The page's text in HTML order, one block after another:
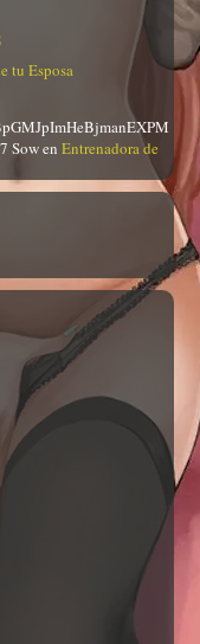
tu Esposa
SowenEntrenadora de